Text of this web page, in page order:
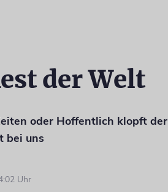
der Welt
oder Hoffentlich klopft der
bei uns
Uhr